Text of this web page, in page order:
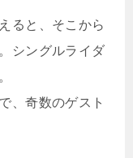
ると、そこから
シングルライダ
、奇数のゲスト